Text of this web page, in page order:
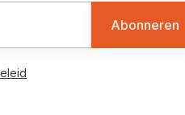
Abonneren